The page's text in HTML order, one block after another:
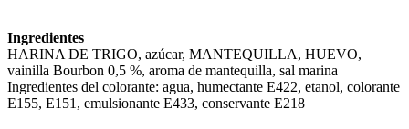
Ingredientes
HARINA DE TRIGO, azúcar, MANTEQUILLA, HUEVO,
vainilla Bourbon 0,5 %, aroma de mantequilla, sal marina
Ingredientes del colorante: agua, humectante E422, etanol, colorante
E155, E151, emulsionante E433, conservante E218